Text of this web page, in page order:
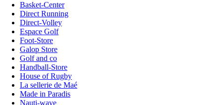
Basket-Center
Direct Running
Direct-Volley
Espace Golf
Foot-Store
Galop Store
Golf and co
Handball-Store
House of Rugby
La sellerie de Maé
Made in Paradis
Nauti-wave